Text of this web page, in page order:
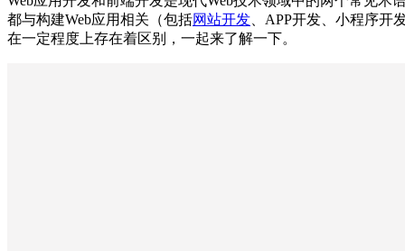
都与构建Web应用相关（包括网站开发、APP开发、小程序开
在一定程度上存在着区别，一起来了解一下。